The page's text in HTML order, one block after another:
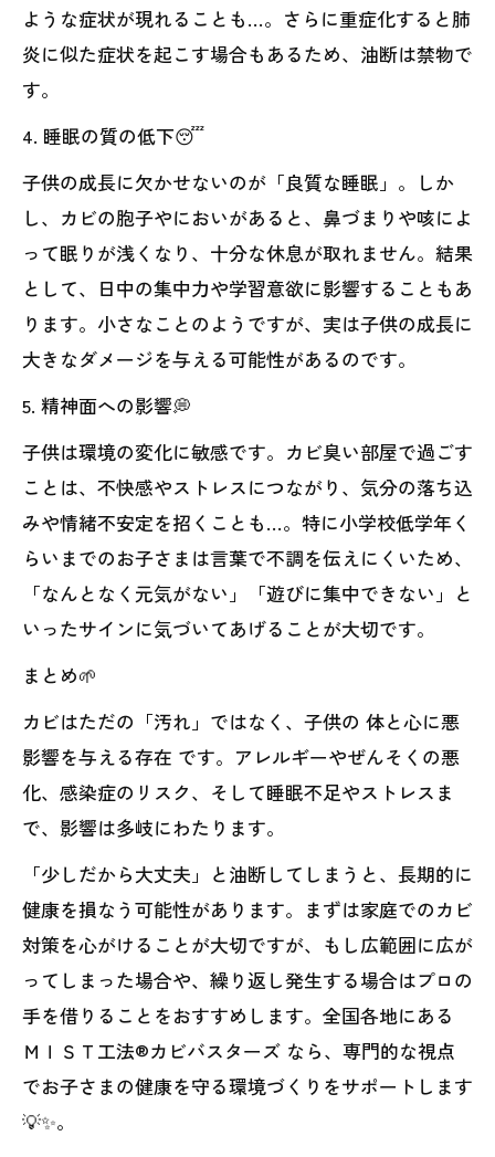
ような症状が現れることも…。さらに重症化すると肺
炎に似た症状を起こす場合もあるため、油断は禁物で
す。
4. 睡眠の質の低下😴
子供の成長に欠かせないのが「良質な睡眠」。しか
し、カビの胞子やにおいがあると、鼻づまりや咳によ
って眠りが浅くなり、十分な休息が取れません。結果
として、日中の集中力や学習意欲に影響することもあ
ります。小さなことのようですが、実は子供の成長に
大きなダメージを与える可能性があるのです。
5. 精神面への影響💭
子供は環境の変化に敏感です。カビ臭い部屋で過ごす
ことは、不快感やストレスにつながり、気分の落ち込
みや情緒不安定を招くことも…。特に小学校低学年く
らいまでのお子さまは言葉で不調を伝えにくいため、
「なんとなく元気がない」「遊びに集中できない」と
いったサインに気づいてあげることが大切です。
まとめ🌱
カビはただの「汚れ」ではなく、子供の 体と心に悪
影響を与える存在 です。アレルギーやぜんそくの悪
化、感染症のリスク、そして睡眠不足やストレスま
で、影響は多岐にわたります。
「少しだから大丈夫」と油断してしまうと、長期的に
健康を損なう可能性があります。まずは家庭でのカビ
対策を心がけることが大切ですが、もし広範囲に広が
ってしまった場合や、繰り返し発生する場合はプロの
手を借りることをおすすめします。全国各地にある
ＭＩＳＴ工法®カビバスターズ なら、専門的な視点
でお子さまの健康を守る環境づくりをサポートします
💡✨。